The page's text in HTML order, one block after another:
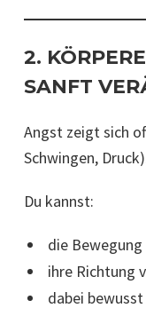
2.
SANFT
Angst zeigt sich
Schwingen,
Du kannst:
die
ihre Richtung
dabei